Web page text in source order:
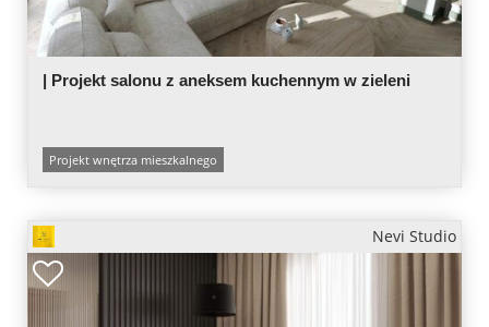
| Projekt salonu z aneksem kuchennym w zieleni
Projekt wnętrza mieszkalnego
Nevi Studio